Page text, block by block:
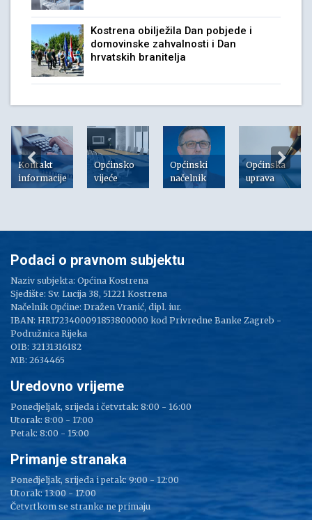
Kostrena obilježila Dan pobjede i
domovinske zahvalnosti i Dan
hrvatskih branitelja
Kontakt
informacije
Općinsko
vijeće
Općinski
načelnik
Općinska
uprava
Podaci o pravnom subjektu
Naziv subjekta: Općina Kostrena
Sjedište: Sv. Lucija 38, 51221 Kostrena
Načelnik Općine: Dražen Vranić, dipl. iur.
IBAN: HR1723400091853800000 kod Privredne Banke Zagreb -
Podružnica Rijeka
OIB: 32131316182
MB: 2634465
Uredovno vrijeme
Ponedjeljak, srijeda i četvrtak: 8:00 - 16:00
Utorak: 8:00 - 17:00
Petak: 8:00 - 15:00
Primanje stranaka
Ponedjeljak, srijeda i petak: 9:00 - 12:00
Utorak: 13:00 - 17:00
Četvrtkom se stranke ne primaju